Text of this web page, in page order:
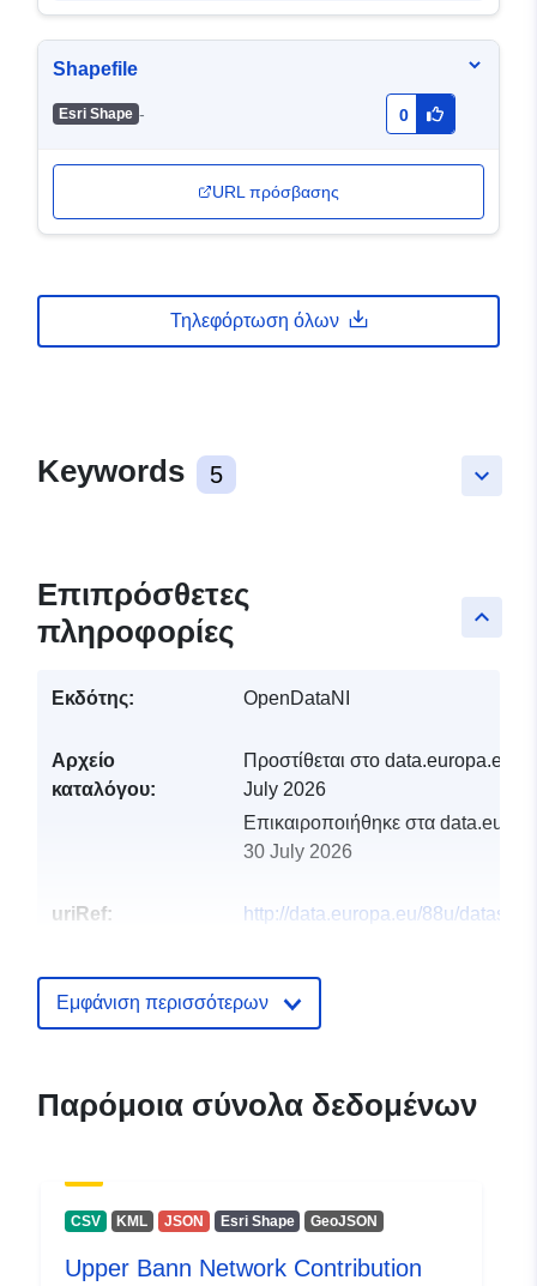
Shapefile
Esri Shape - 0
URL πρόσβασης
Τηλεφόρτωση όλων
keyboard_arrow_down
Keywords 5
keyboard_arrow_up
Επιπρόσθετες
πληροφορίες
Εκδότης: OpenDataNI
Αρχείο
καταλόγου:
Προστίθεται στο data.europa.eu:
July 2026
Επικαιροποιήθηκε στα
30 July 2026
uriRef:
http://data.europa.eu/88u/dataset/
Εμφάνιση περισσότερων
Παρόμοια σύνολα δεδομένων
CSV KML JSON Esri Shape GeoJSON
Upper Bann Network Contribution